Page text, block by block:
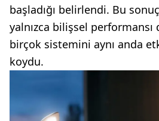
başladığı belirlendi. Bu
yalnızca bilişsel
birçok sistemini aynı anda
koydu.